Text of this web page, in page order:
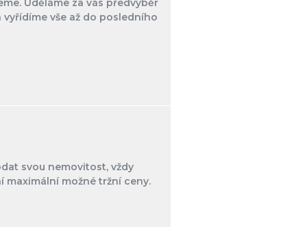
Uděláme za vás předvýběr
vše až do posledního
svou nemovitost, vždy
možné tržní ceny.